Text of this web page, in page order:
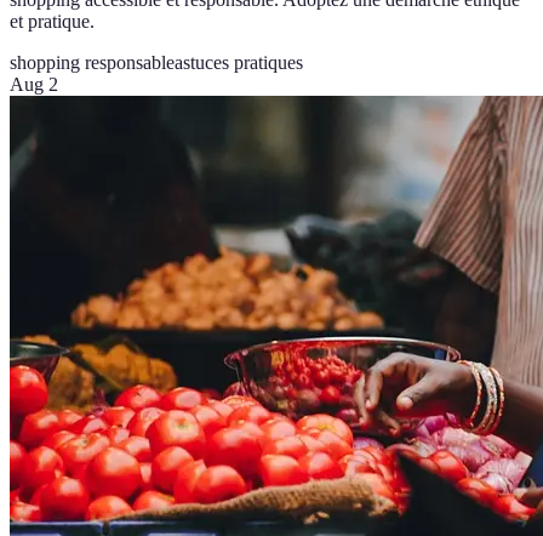
et pratique.
shopping responsableastuces pratiques
Aug 2